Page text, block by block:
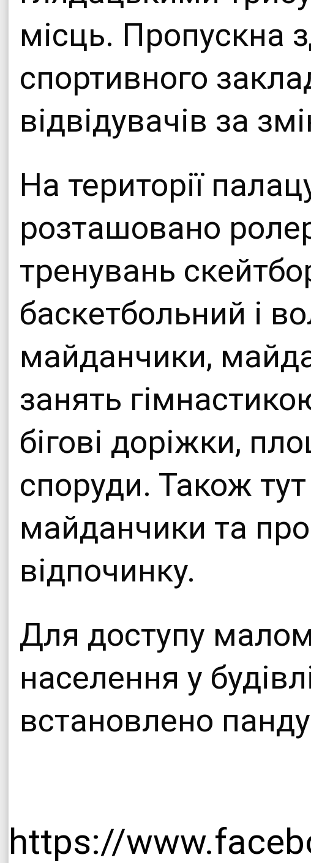
місць. Пропускна
спортивного
відвідувачів за
На території
розташовано
тренувань
баскетбольний і
майданчики,
занять
бігові доріжки,
споруди. Також тут
майданчики та
відпочинку.
Для доступу
населення у
встановлено
https://